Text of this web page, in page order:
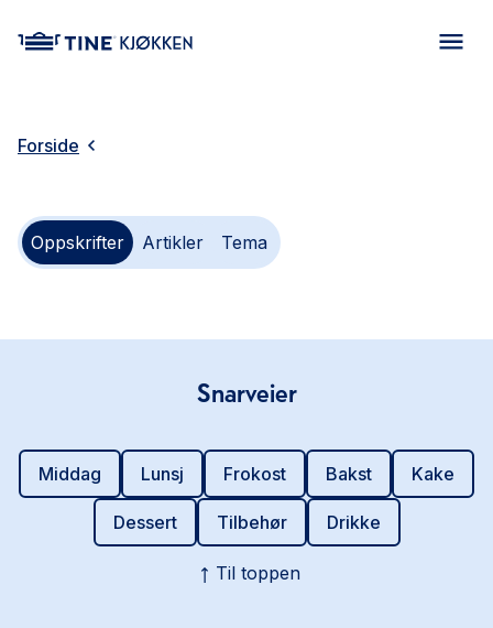
Forside
Oppskrifter Artikler Tema
Snarveier
Middag Lunsj Frokost Bakst Kake
Dessert Tilbehør Drikke
Til toppen